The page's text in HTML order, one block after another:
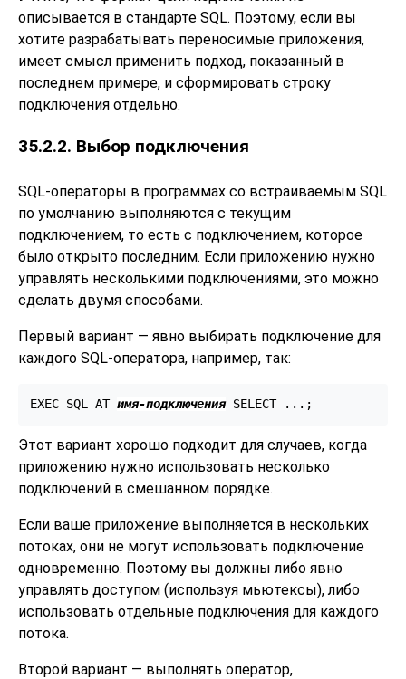
описывается в стандарте SQL. Поэтому, если вы
хотите разрабатывать переносимые приложения,
имеет смысл применить подход, показанный в
последнем примере, и сформировать строку
подключения отдельно.
35.2.2. Выбор подключения
SQL-операторы в программах со встраиваемым SQL
по умолчанию выполняются с текущим
подключением, то есть с подключением, которое
было открыто последним. Если приложению нужно
управлять несколькими подключениями, это можно
сделать двумя способами.
Первый вариант — явно выбирать подключение для
каждого SQL-оператора, например, так:
EXEC SQL AT имя-подключения SELECT ...;
Этот вариант хорошо подходит для случаев, когда
приложению нужно использовать несколько
подключений в смешанном порядке.
Если ваше приложение выполняется в нескольких
потоках, они не могут использовать подключение
одновременно. Поэтому вы должны либо явно
управлять доступом (используя мьютексы), либо
использовать отдельные подключения для каждого
потока.
Второй вариант — выполнять оператор,